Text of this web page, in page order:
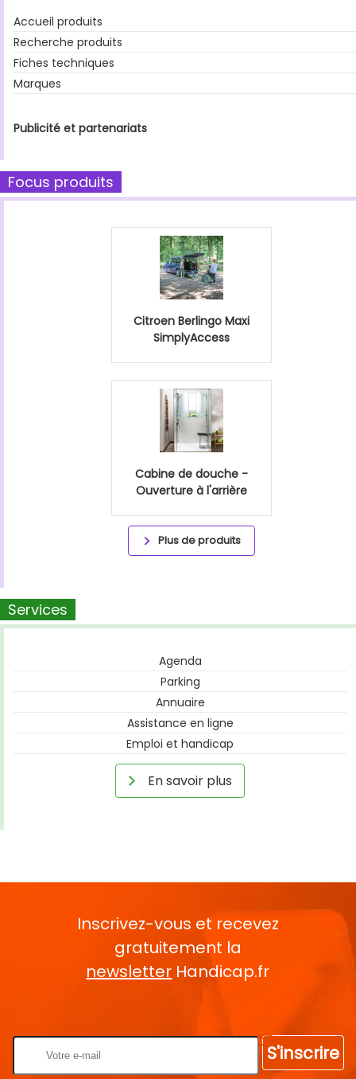
Accueil produits
Recherche produits
Fiches techniques
Marques
Publicité et partenariats
Focus produits
Citroen Berlingo Maxi
SimplyAccess
Cabine de douche -
Ouverture à l'arrière
Plus de produits
Services
Agenda
Parking
Annuaire
Assistance en ligne
Emploi et handicap
En savoir plus
Inscrivez-vous et recevez
gratuitement la
newsletter Handicap.fr
S'inscrire